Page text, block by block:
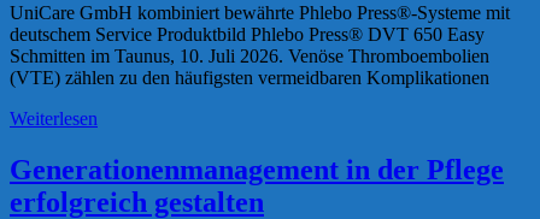
UniCare GmbH kombiniert bewährte Phlebo Press®-Systeme mit
deutschem Service Produktbild Phlebo Press® DVT 650 Easy
Schmitten im Taunus, 10. Juli 2026. Venöse Thromboembolien
(VTE) zählen zu den häufigsten vermeidbaren Komplikationen
Weiterlesen
Generationenmanagement in der Pflege
erfolgreich gestalten